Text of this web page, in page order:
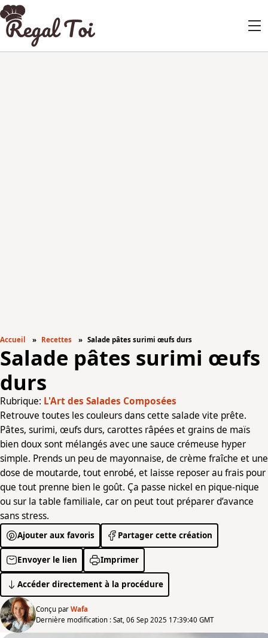
Accueil Recettes Salade pâtes surimi œufs durs
Salade pâtes surimi œufs
durs
Rubrique: L'Art des Salades Composées
Retrouve toutes les couleurs dans cette salade vite prête.
Pâtes, surimi, œufs durs, carottes râpées et grains de maïs
bien doux sont mélangés avec une sauce crémeuse hyper
simple. Prends un peu de mayonnaise, de crème fraîche et une
dose de moutarde, tout enrobé, et laisse reposer au frais pour
que tout prenne bien le goût. Ça passe nickel en pique-nique
ou sur la table familiale, car on peut tout préparer d’avance
sans stress.
Ajouter aux favoris Partager cette création
Envoyer le lien Imprimer
Accéder directement à la procédure
Conçu par Wafa
Dernière modification : Sat, 06 Sep 2025 17:39:40 GMT